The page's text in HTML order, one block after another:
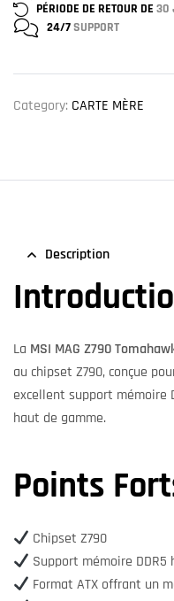
PÉRIODE DE RETOUR DE 30
24/7SUPPORT
Category: CARTE MÈRE
Description
La MSI MAG Z790
au chipset Z790, conçue
excellent support mémoire
haut de gamme.
Points
Chipset Z790
Support mémoire DDR5
Format ATX offrant un